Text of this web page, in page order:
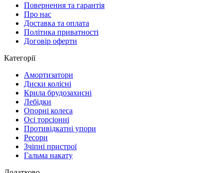
Повернення та гарантія
Про нас
Доставка та оплата
Політика приватності
Договір оферти
Категорії
Амортизатори
Диски колісні
Крила брудозахисні
Лебідки
Опорні колеса
Осі торсіонні
Противідкатні упори
Ресори
Зчіпні пристрої
Гальма накату